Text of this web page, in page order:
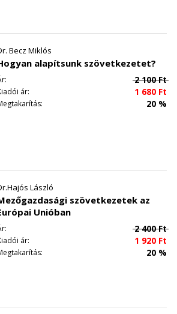
halak 139
144
146
tengeren 148
Becz Miklós
alapítsunk szövetkezetet?
2 100Ft
ár: 1 680 Ft
20 %
László
szövetkezetek az
Unióban
2 400Ft
ár: 1 920 Ft
20 %